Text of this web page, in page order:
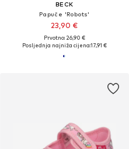
BECK
Papuče 'Robots'
23,90 €
Prvotno: 26,90 €
Posljednja najniža cijena:17,91 €